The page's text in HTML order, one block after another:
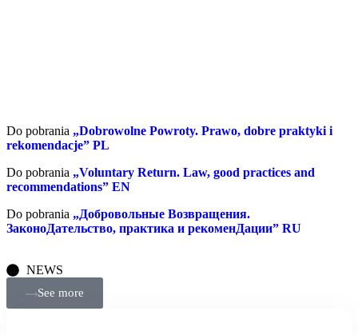
Do pobrania „Dobrowolne Powroty. Prawo, dobre praktyki i
rekomendacje” PL
Do pobrania „Voluntary Return. Law, good practices and
recommendations” EN
Do pobrania „Добровольные Возвращения.
ЗаконоДательство, практика и рекоменДации” RU
NEWS
See more